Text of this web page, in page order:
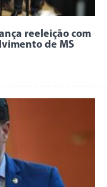
reeleição com
de MS